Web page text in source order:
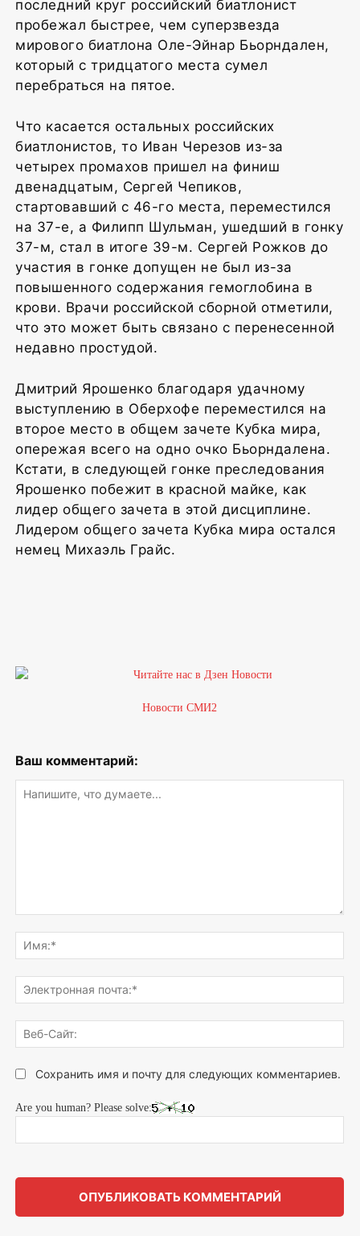
последний круг российский биатлонист
пробежал быстрее, чем суперзвезда
мирового биатлона Оле-Эйнар Бьорндален,
который с тридцатого места сумел
перебраться на пятое.
Что касается остальных российских
биатлонистов, то Иван Черезов из-за
четырех промахов пришел на финиш
двенадцатым, Сергей Чепиков,
стартовавший с 46-го места, переместился
на 37-е, а Филипп Шульман, ушедший в гонку
37-м, стал в итоге 39-м. Сергей Рожков до
участия в гонке допущен не был из-за
повышенного содержания гемоглобина в
крови. Врачи российской сборной отметили,
что это может быть связано с перенесенной
недавно простудой.
Дмитрий Ярошенко благодаря удачному
выступлению в Оберхофе переместился на
второе место в общем зачете Кубка мира,
опережая всего на одно очко Бьорндалена.
Кстати, в следующей гонке преследования
Ярошенко побежит в красной майке, как
лидер общего зачета в этой дисциплине.
Лидером общего зачета Кубка мира остался
немец Михаэль Грайс.
Новости СМИ2
Ваш комментарий:
что
думаете...
Сохранить имя и почту для следующих комментариев.
Are you human? Please solve: